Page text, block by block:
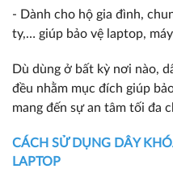
- Dành cho hộ gia đình,
ty,… giúp bảo vệ laptop,
Dù dùng ở bất kỳ nơi nào,
đều nhằm mục đích giúp
mang đến sự an tâm tối đa
CÁCH SỬ DỤNG DÂY
LAPTOP